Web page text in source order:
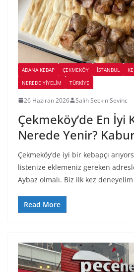
ADANA KEBAP ÇEKMEKÖY İSTANBUL
NEREDE YİYELİM
TÜRKIYE
26 Haziran 2026 Salih Seckin Sevinc
Çekmeköy’de En İyi
Nerede Yenir?
Çekmeköy’de iyi bir kebapçı
listenize eklemeniz gereken
Aybaz olmalı. Biz ilk kez
Read More